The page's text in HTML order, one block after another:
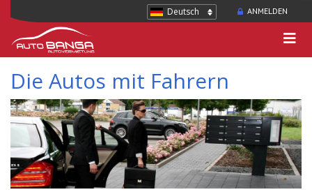
ANMELDEN
Deutsch
Die Autos mit Fahrern